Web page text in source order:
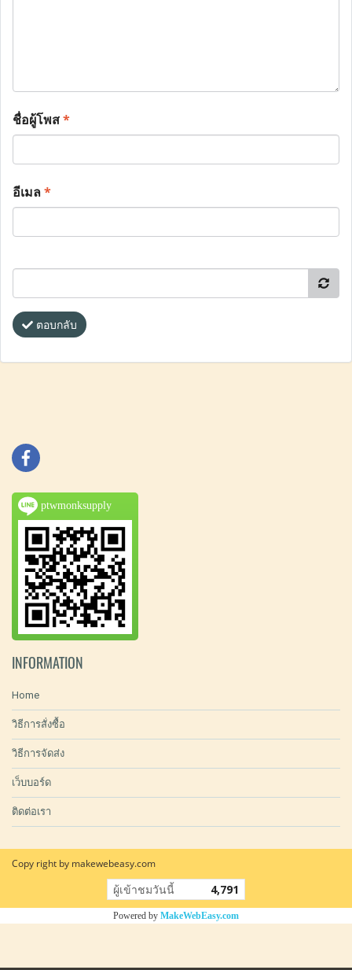
ชื่อผู้โพส*
อีเมล*
ตอบกลับ
ptwmonksupply
INFORMATION
Home
วิธีการสั่งซื้อ
วิธีการจัดส่ง
เว็บบอร์ด
ติดต่อเรา
Copy right by makewebeasy.com
ผู้เข้าชมวันนี้ 4,791
Powered by MakeWebEasy.com